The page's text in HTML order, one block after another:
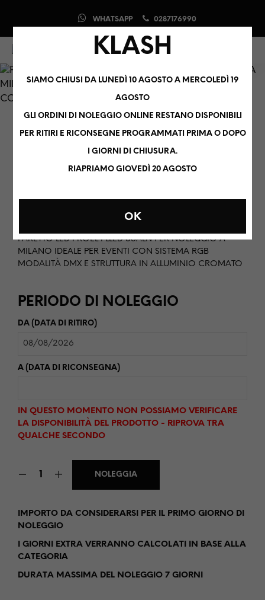
WHATSAPP 0287176990
0 0
FARETTO LED PROEL PLLED 56ALN PER NOLEGGIO A
MILANO IDEALE PER EVENTI CON SISTEMA RGB
MODALITÀ DMX E STRUTTURA IN ALLUMINIO CROMATO
PERIODO DI NOLEGGIO
DA (DATA DI RITIRO)
A (DATA DI RICONSEGNA)
IN QUESTO MOMENTO NON POSSIAMO VERIFICARE
LA DISPONIBILITÀ DEL PRODOTTO - RIPROVA TRA
QUALCHE SECONDO
NOLEGGIA
IMPORTO DA CONSIDERARSI PER IL PRIMO GIORNO DI
NOLEGGIO
I GIORNI EXTRA VERRANNO CALCOLATI IN BASE ALLA
CATEGORIA
DURATA MASSIMA DEL NOLEGGIO 7 GIORNI
KLASH
SIAMO CHIUSI DA LUNEDÌ 10 AGOSTO A MERCOLEDÌ 19
AGOSTO
GLI ORDINI DI NOLEGGIO ONLINE RESTANO DISPONIBILI
PER RITIRI E RICONSEGNE PROGRAMMATI PRIMA O DOPO
I GIORNI DI CHIUSURA.
RIAPRIAMO GIOVEDÌ 20 AGOSTO
OK